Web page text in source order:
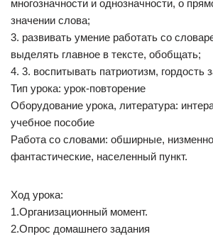
многозначности и однозначности, о
значении слова;
3. развивать умение работать со
выделять главное в тексте, обобщать;
4. 3. воспитывать патриотизм, гордость
Тип урока: урок-повторение
Оборудование урока, литература:
учебное пособие
Работа со словами: обширные,
фантастические, населенный пункт.
Ход урока:
1.Организационный момент.
2.Опрос домашнего задания